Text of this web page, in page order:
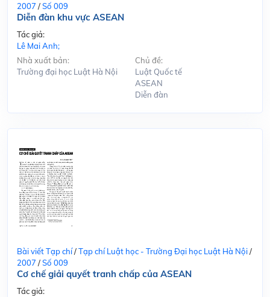
2007 /Số 009
Diễn đàn khu vực ASEAN
Tác giả:
Lê Mai Anh;
Nhà xuất bản:
Trường đại học Luật Hà Nội
Chủ đề:
Luật Quốc tế
ASEAN
Diễn đàn
Bài viết Tạp chí/Tạp chí Luật học - Trường Đại học Luật Hà Nội/
2007 /Số 009
Cơ chế giải quyết tranh chấp của ASEAN
Tác giả: